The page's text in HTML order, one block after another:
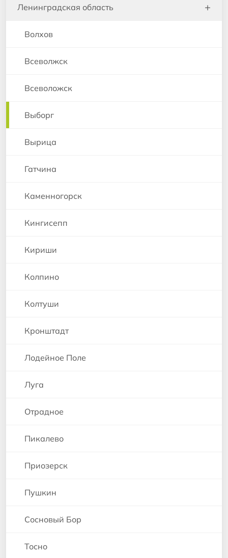
Ленинградская область +
Волхов
Всеволжск
Всеволожск
Выборг
Вырица
Гатчина
Каменногорск
Кингисепп
Кириши
Колпино
Колтуши
Кронштадт
Лодейное Поле
Луга
Отрадное
Пикалево
Приозерск
Пушкин
Сосновый Бор
Тосно